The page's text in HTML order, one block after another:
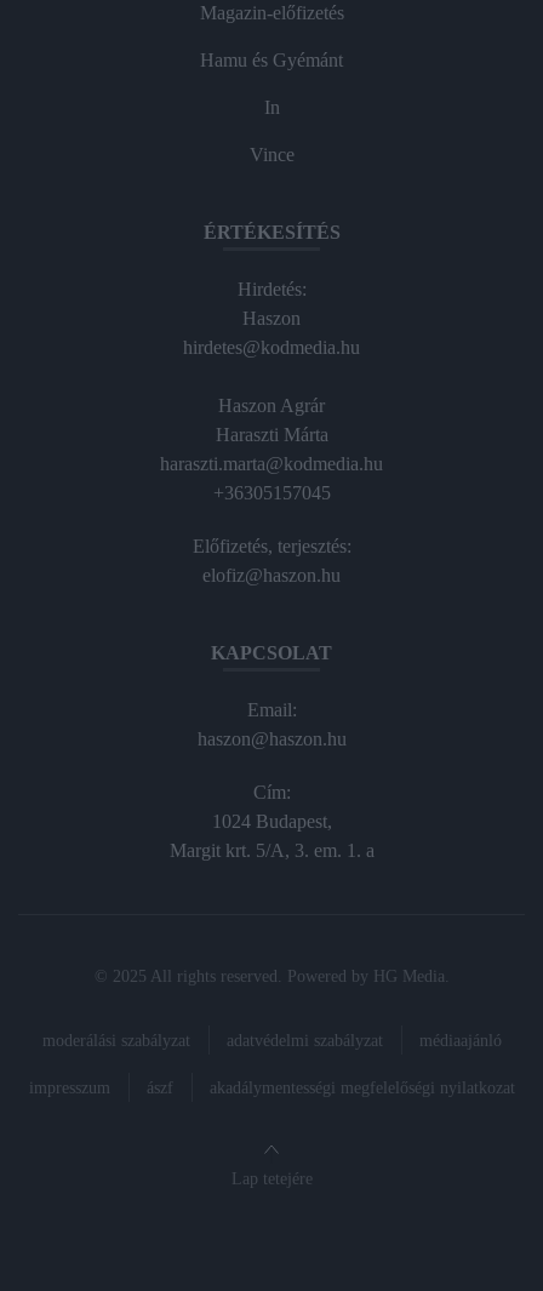
Magazin-előfizetés
Hamu és Gyémánt
In
Vince
ÉRTÉKESÍTÉS
Hirdetés:
Haszon
hirdetes@kodmedia.hu
Haszon Agrár
Haraszti Márta
haraszti.marta@kodmedia.hu
+36305157045
Előfizetés, terjesztés:
elofiz@haszon.hu
KAPCSOLAT
Email:
haszon@haszon.hu
Cím:
1024 Budapest,
Margit krt. 5/A, 3. em. 1. a
© 2025 All rights reserved. Powered by HG Media
moderálási szabályzat adatvédelmi szabályzat médiaajánló
impresszum ászf akadálymentességi megfelelőségi nyilatkozat
Lap tetejére